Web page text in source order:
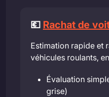
💶 Rachat de
Estimation rapide et
véhicules roulants,
Évaluation
grise)